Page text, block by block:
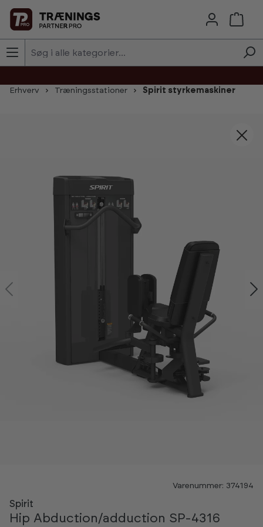
Skip to main content
Erhverv Træningsstationer Spirit styrkemaskiner
Varenummer: 374194
Spirit
Hip Abduction/adduction SP-4316